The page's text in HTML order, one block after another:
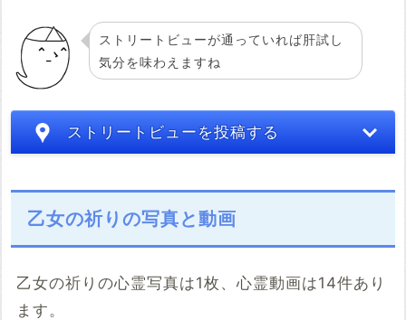
ストリートビューが通っていれば肝試し
気分を味わえますね
ストリートビューを投稿する
乙女の祈りの写真と動画
乙女の祈りの心霊写真は1枚、心霊動画は14件あり
ます。